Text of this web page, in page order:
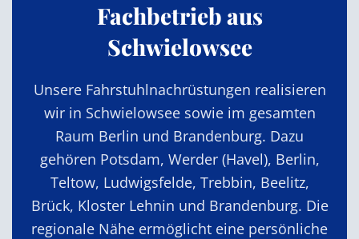
Fachbetrieb aus
Schwielowsee
Unsere Fahrstuhlnachrüstungen realisieren
wir in Schwielowsee sowie im gesamten
Raum Berlin und Brandenburg. Dazu
gehören Potsdam, Werder (Havel), Berlin,
Teltow, Ludwigsfelde, Trebbin, Beelitz,
Brück, Kloster Lehnin und Brandenburg. Die
regionale Nähe ermöglicht eine persönliche